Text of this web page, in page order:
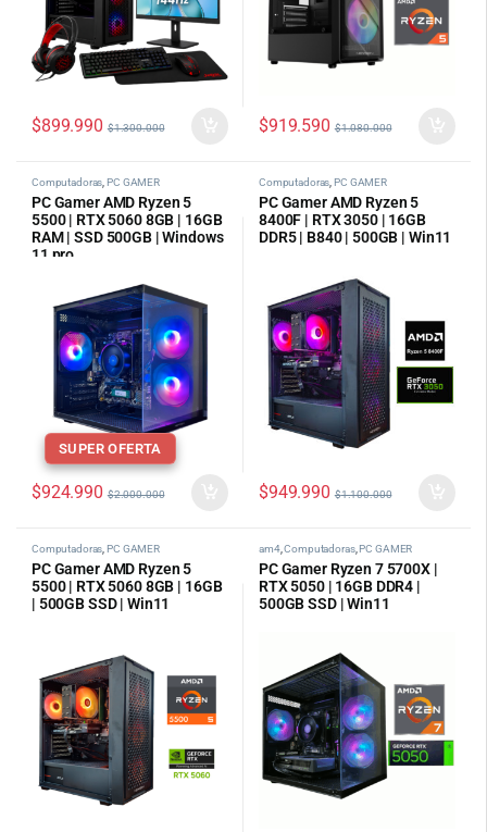
$899.990 $1.300.000 $919.590 $1.080.000
SUPER OFERTA
Computadoras, PC GAMER
PC Gamer AMD Ryzen 5
5500 | RTX 5060 8GB | 16GB
RAM | SSD 500GB | Windows
11 pro
$924.990 $2.000.000
Computadoras, PC GAMER
PC Gamer AMD Ryzen 5
8400F | RTX 3050 | 16GB
DDR5 | B840 | 500GB | Win11
$949.990 $1.100.000
Computadoras,PC GAMER
PC Gamer AMD Ryzen 5
5500 | RTX 5060 8GB | 16GB
| 500GB SSD | Win11
am4,Computadoras,PC GAMER
PC Gamer Ryzen 7 5700X |
RTX 5050 | 16GB DDR4 |
500GB SSD | Win11